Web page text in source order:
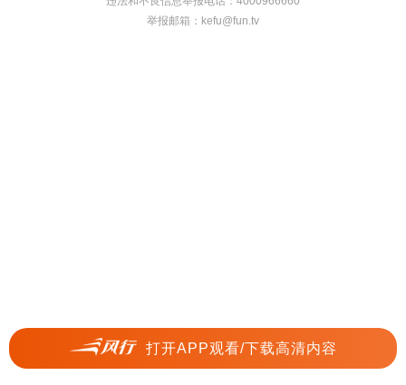
打开APP观看/下载高清内容
举报邮箱： kefu@fun.tv